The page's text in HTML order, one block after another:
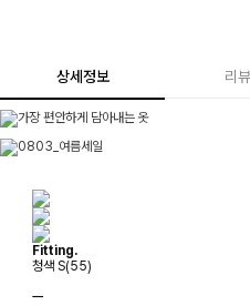
상세정보 리뷰
Fitting.
청색 S(55)
ㅡ